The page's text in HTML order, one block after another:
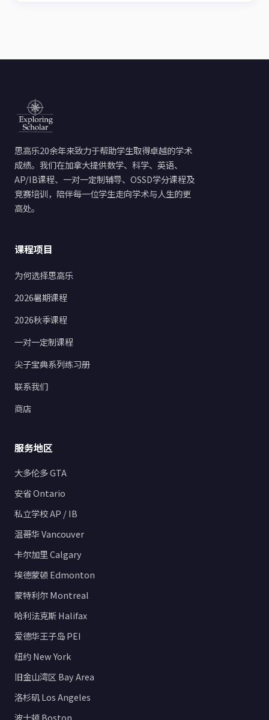
思高乐20余年来致力于帮助学生取得卓越的学术
成绩。我们在加拿大提供数学、科学、英语、
AP/IB课程、一对一定制辅导、OSSD学分课程及
竞赛培训，陪伴每一位学生走向学术与人生的更
高处。
课程项目
为何选择思高乐
2026暑期课程
2026秋季课程
一对一定制课程
尖子宝典系列练习册
联系我们
商店
服务地区
大多伦多 GTA
安省 Ontario
私立学校 AP / IB
温哥华 Vancouver
卡尔加里 Calgary
埃德蒙顿 Edmonton
蒙特利尔 Montreal
哈利法克斯 Halifax
爱德华王子岛 PEI
纽约 New York
旧金山湾区 Bay Area
洛杉矶 Los Angeles